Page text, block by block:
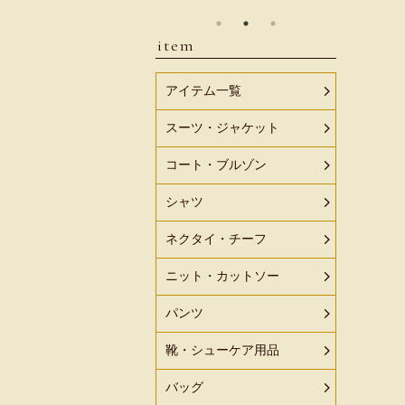
item
アイテム一覧
スーツ・ジャケット
コート・ブルゾン
シャツ
ネクタイ・チーフ
ニット・カットソー
パンツ
靴・シューケア用品
バッグ